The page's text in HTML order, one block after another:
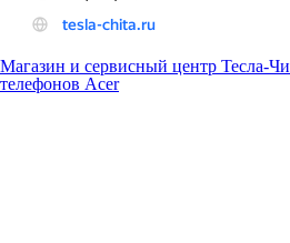
Магазин и сервисный центр Тесла-
телефонов Acer